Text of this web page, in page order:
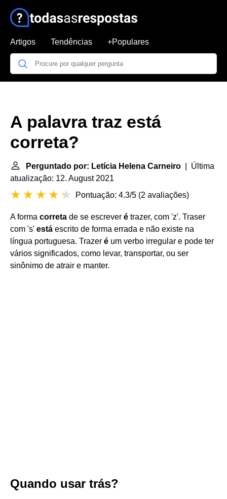
Artigos Tendências +Populares
A palavra traz está
correta?
Perguntado por: Letícia Helena Carneiro | Última
atualização: 12. August 2021
Pontuação: 4.3/5 (2 avaliações)
A forma correta de se escrever é trazer, com 'z'. Traser
com 's' está escrito de forma errada e não existe na
língua portuguesa. Trazer é um verbo irregular e pode ter
vários significados, como levar, transportar, ou ser
sinônimo de atrair e manter.
Quando usar trás?